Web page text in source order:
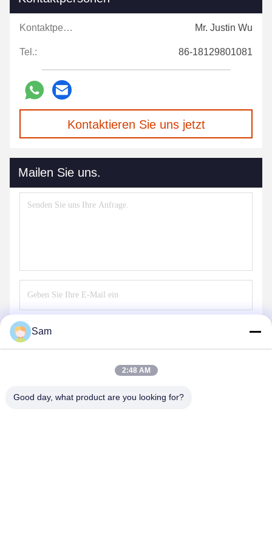
Kontaktpersonen: Mr. Justin Wu
Tel.: 86-18129801081
Kontaktieren Sie uns jetzt
Mailen Sie uns.
Sam
2:48 AM
Good day, what product are you looking for?